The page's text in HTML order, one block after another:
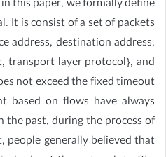
this paper, we formally define
It is consist of a set of packets
address, destination address,
transport layer protocol}, and
not exceed the fixed timeout
based on flows have always
the past, during the process of
people generally believed that